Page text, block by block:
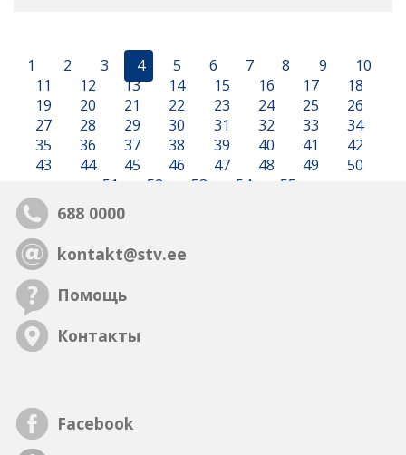
1 2 3 4 5 6 7 8 9
10
11
12 13 14 15 16 17
18
19
20 21 22 23 24 25
26
27
28 29 30 31 32 33
34
35
36 37 38 39 40 41
42
43
44 45 46 47 48 49
50
51
52 53 54 55
688 0000
kontakt@stv.ee
Помощь
Контакты
Facebook